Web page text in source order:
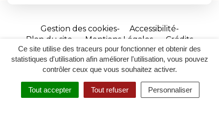
Ce site utilise des traceurs pour fonctionner et obtenir des
statistiques d'utilisation afin améliorer l'utilisation, vous pouvez
contrôler ceux que vous souhaitez activer.
Tout accepter Tout refuser Personnaliser
RECHERCHER
ACCESSIBILITÉ
Gestion des cookies
Accessibilité
Plan du site
Mentions Légales
Crédits
Site
réalisé
par
Inovagora